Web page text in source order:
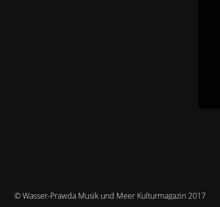
© Wasser-Prawda Musik und Meer Kulturmagazin 2017